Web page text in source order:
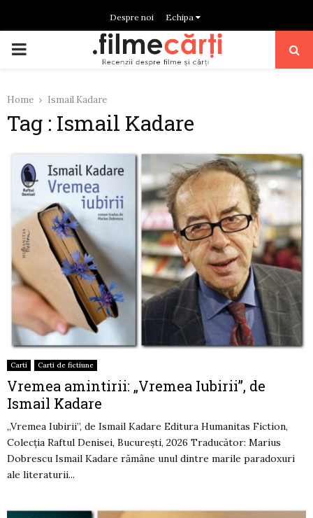
Despre noi Echipa
PRIMARY
Home Ismail Kadare
Tag : Ismail Kadare
Carti Carti de fictiune
Vremea amintirii: „Vremea Iubirii”, de
Ismail Kadare
„Vremea Iubirii”, de Ismail Kadare Editura Humanitas Fiction,
Colecția Raftul Denisei, București, 2026 Traducător: Marius
Dobrescu Ismail Kadare rămâne unul dintre marile paradoxuri
ale literaturii...